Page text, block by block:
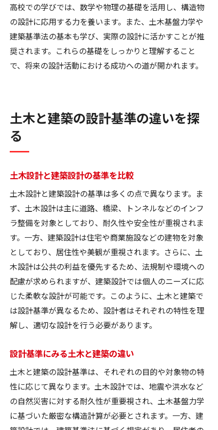
高校での学びでは、数学や物理の基礎を活用し、構造物
の設計に応用する力を養います。また、土木基盤力学や
建築基準法の基本も学び、実際の設計に活かすことが推
奨されます。これらの基礎をしっかりと理解すること
で、将来の設計活動における成功への道が開かれます。
土木と建築の設計基準の違いを探
る
土木設計と建築設計の基準を比較
土木設計と建築設計の基準は多くの点で異なります。ま
ず、土木設計は主に道路、橋梁、トンネルなどのインフ
ラ整備を対象としており、耐久性や安全性が重視されま
す。一方、建築設計は住宅や商業施設などの建物を対象
としており、居住性や美観が重視されます。さらに、土
木設計は公共の利益を優先するため、法規制や環境への
配慮が求められますが、建築設計では個人のニーズに応
じた柔軟な設計が可能です。このように、土木と建築で
は設計基準が異なるため、設計者はそれぞれの特性を理
解し、適切な設計を行う必要があります。
設計基準にみる土木と建築の違い
土木と建築の設計基準は、それぞれの目的や対象物の特
性に応じて異なります。土木設計では、地震や洪水など
の自然災害に対する耐久性が重要視され、土木基盤力学
に基づいた厳密な構造計算が必要とされます。一方、建